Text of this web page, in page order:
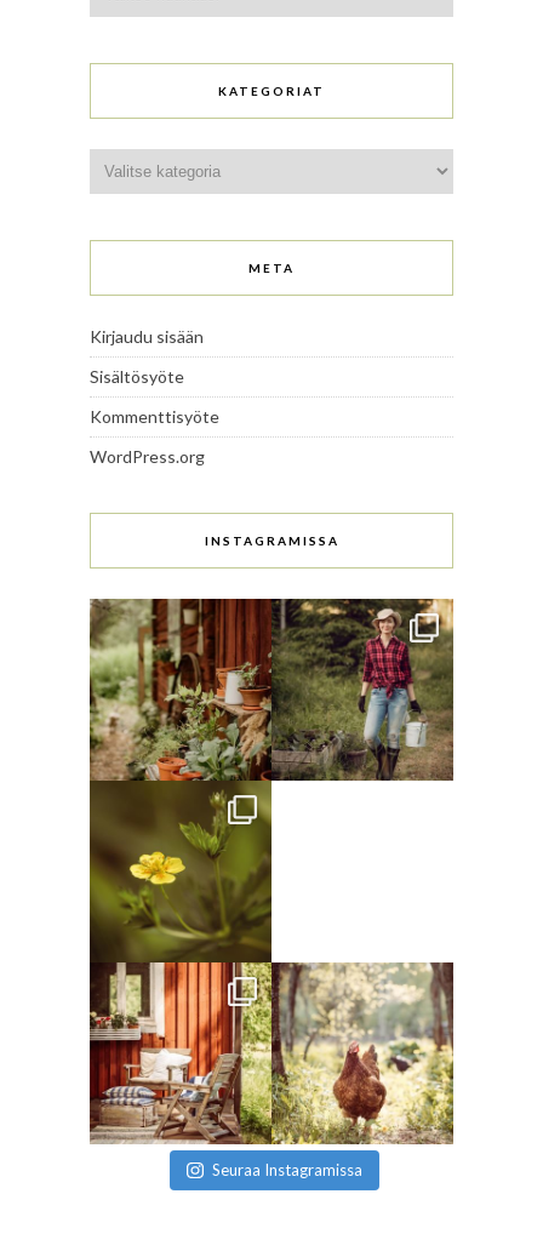
KATEGORIAT
META
Kirjaudu sisään
Sisältösyöte
Kommenttisyöte
WordPress.org
INSTAGRAMISSA
Seuraa Instagramissa